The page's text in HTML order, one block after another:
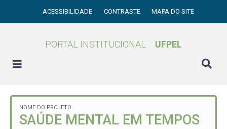
ACESSIBILIDADE CONTRASTE MAPA DO SITE
PORTAL INSTITUCIONAL UFPEL
NOME DO PROJETO
SAÚDE MENTAL EM TEMPOS